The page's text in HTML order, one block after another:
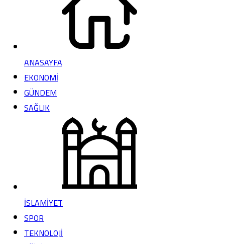
ANASAYFA
EKONOMİ
GÜNDEM
SAĞLIK
İSLAMİYET
SPOR
TEKNOLOJİ